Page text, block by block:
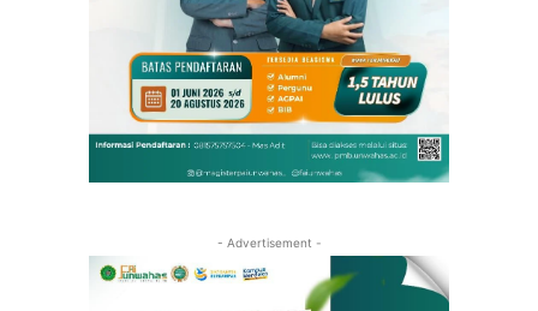
- Advertisement -